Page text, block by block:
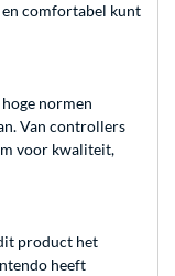
comfortabel kunt
normen
Van controllers
voor kwaliteit,
product het
heeft